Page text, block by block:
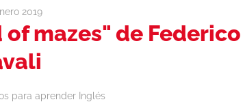
2019
mazes" de Federico
para aprender Inglés